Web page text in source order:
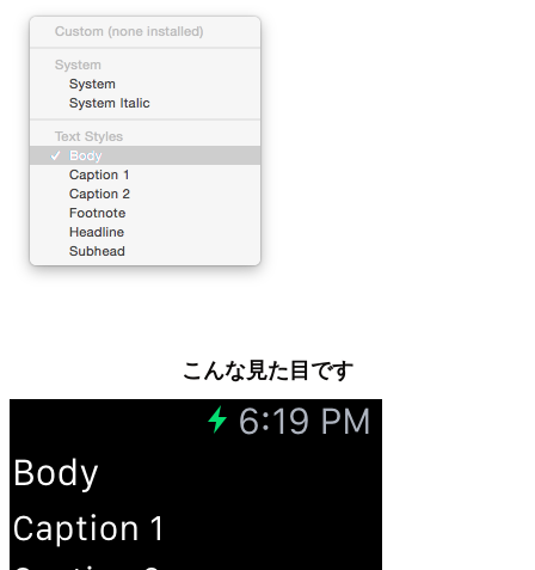
こんな見た目です